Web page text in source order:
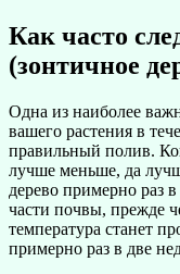
Как часто
(зонтичное
Одна из наиболее
вашего растения в
правильный полив.
лучше меньше, да
дерево примерно раз
части почвы, прежде
температура станет
примерно раз в две